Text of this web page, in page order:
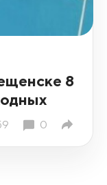
8
0